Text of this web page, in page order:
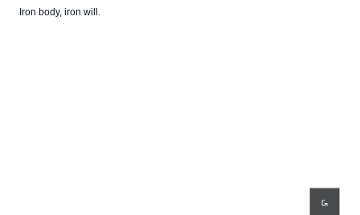
Iron body, iron will.